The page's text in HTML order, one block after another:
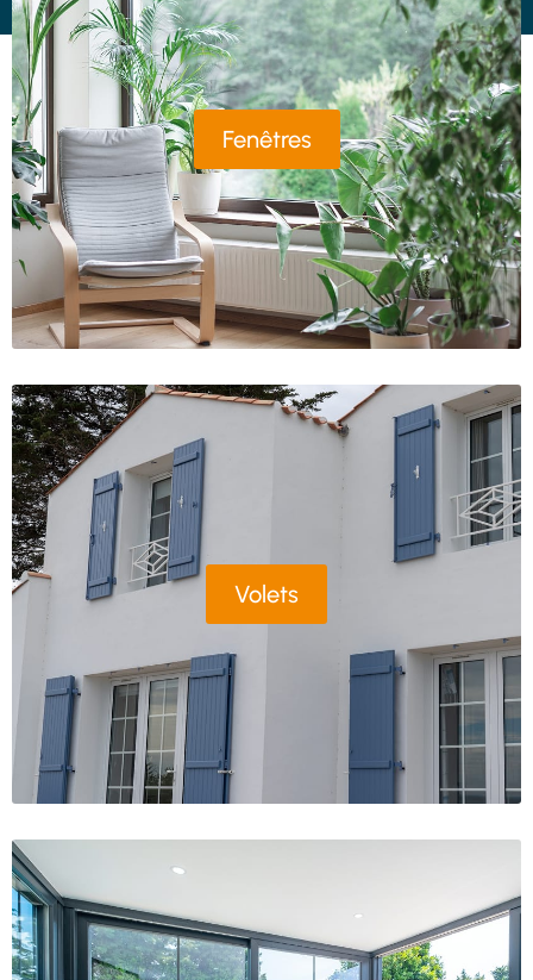
Fenêtres
Volets